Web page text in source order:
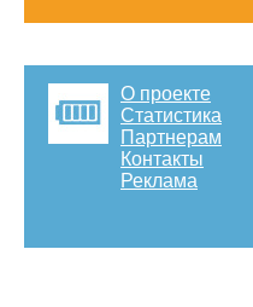
О проекте
Статистика
Партнерам
Контакты
Реклама